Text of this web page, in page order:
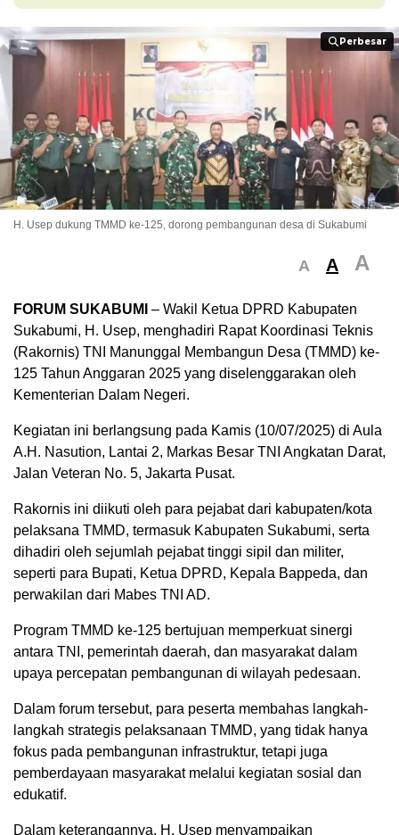
Perbesar
Perbesar
H. Usep dukung TMMD ke-125, dorong pembangunan desa di Sukabumi
A A A
FORUM SUKABUMI – Wakil Ketua DPRD Kabupaten
Sukabumi, H. Usep, menghadiri Rapat Koordinasi Teknis
(Rakornis) TNI Manunggal Membangun Desa (TMMD) ke-
125 Tahun Anggaran 2025 yang diselenggarakan oleh
Kementerian Dalam Negeri.
Kegiatan ini berlangsung pada Kamis (10/07/2025) di Aula
A.H. Nasution, Lantai 2, Markas Besar TNI Angkatan Darat,
Jalan Veteran No. 5, Jakarta Pusat.
Rakornis ini diikuti oleh para pejabat dari kabupaten/kota
pelaksana TMMD, termasuk Kabupaten Sukabumi, serta
dihadiri oleh sejumlah pejabat tinggi sipil dan militer,
seperti para Bupati, Ketua DPRD, Kepala Bappeda, dan
perwakilan dari Mabes TNI AD.
Program TMMD ke-125 bertujuan memperkuat sinergi
antara TNI, pemerintah daerah, dan masyarakat dalam
upaya percepatan pembangunan di wilayah pedesaan.
Dalam forum tersebut, para peserta membahas langkah-
langkah strategis pelaksanaan TMMD, yang tidak hanya
fokus pada pembangunan infrastruktur, tetapi juga
pemberdayaan masyarakat melalui kegiatan sosial dan
edukatif.
Dalam keterangannya, H. Usep menyampaikan